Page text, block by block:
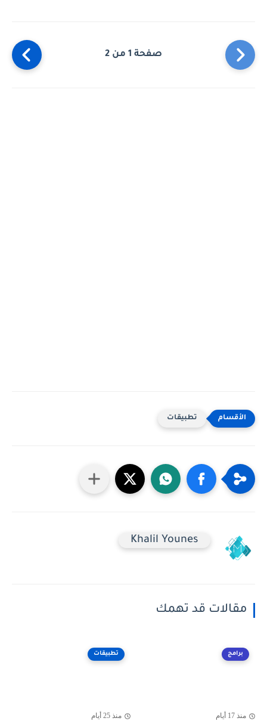
صفحة 1 من 2
تطبيقات
Khalil Younes
مقالات قد تهمك
برامج
منذ 17 أيام
تطبيقات
منذ 25 أيام